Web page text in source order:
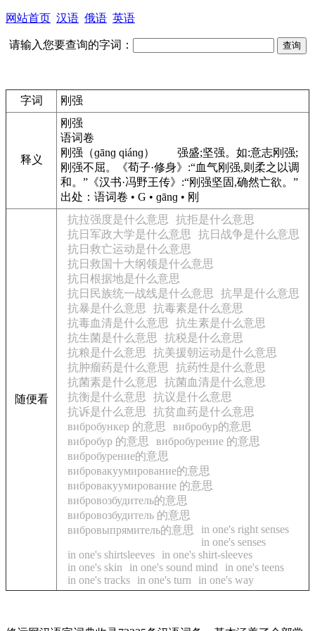
网站首页 汉语 俄语 英语
请输入您要查询的字词：
字词 刚强
释义
刚强
语词卷
刚强 （ɡānɡ qiánɡ）
强盛;坚强。如:意志刚强;
刚强不屈。《荀子·修身》:“血气刚强,则柔之以调
和。”《汉书·冯野王传》:“刚强坚固,确然亡欲。”
出处：语词卷 • G • ɡānɡ • 刚
随便看
抗拉强度是什么意思
抗拒是什么意思
抗日军政大学是什么意思
抗日战争是什么意思
抗日救亡运动是什么意思
抗日救国十大纲领是什么意思
抗日根据地是什么意思
抗日民族统一战线是什么意思
抗旱是什么意思
抗暴是什么意思
抗毒素是什么意思
抗毒血清是什么意思
抗生素是什么意思
抗生菌是什么意思
抗税是什么意思
抗粮是什么意思
抗美援朝运动是什么意思
抗肿瘤药是什么意思
抗药性是什么意思
抗菌素是什么意思
抗菌血清是什么意思
抗衡是什么意思
抗议是什么意思
抗诉是什么意思
抗贫血药是什么意思
вибробункер 的意思
вибробур的意思
вибробур 的意思
вибробурение 的意思
вибробурение的意思
вибровакуумирование的意思
вибровакуумирование 的意思
вибровозбудитель的意思
вибровозбудитель 的意思
вибровыпрямитель的意思
in one's right senses
in one's senses
in one's shirtsleeves
in one's shirt-sleeves
in one's skin
in one's sound mind
in one's teens
in one's tracks
in one's turn in one's way